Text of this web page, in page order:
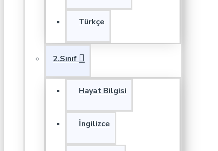
Türkçe
2.Sınıf
Hayat Bilgisi
İngilizce